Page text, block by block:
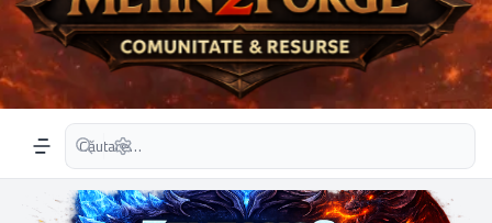
Navigation menu
Căutare avansată